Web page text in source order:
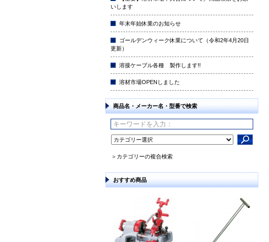
いします
年末年始休業のお知らせ
ゴールデンウィーク休業について（令和2年4月20日
更新）
溶接ケーブル各種 製作します!!
溶材市場OPENしました
商品名・メーカー名・型番で検索
＞カテゴリーの複合検索
おすすめ商品